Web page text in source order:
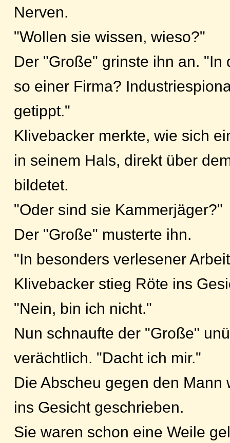
Nerven.
"Wollen sie wissen, wieso?"
Der "Große" grinste ihn an. "In
so einer Firma?
getippt."
Klivebacker merkte, wie sich
in seinem Hals, direkt über
bildetet.
"Oder sind sie Kammerjäger?"
Der "Große" musterte ihn.
"In besonders verlesener
Klivebacker stieg Röte ins
"Nein, bin ich nicht."
Nun schnaufte der "Große"
verächtlich. "Dacht ich mir."
Die Abscheu gegen den Mann
ins Gesicht geschrieben.
Sie waren schon eine Weile